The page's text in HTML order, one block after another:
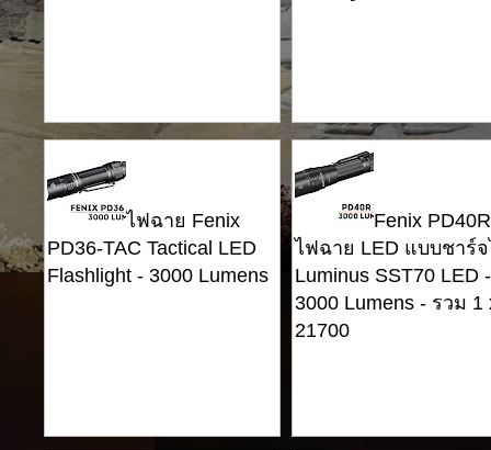
ไฟฉาย Fenix ​​
PD36-TAC Tactical LED
Flashlight - 3000 Lumens
Fenix
ไฟฉาย LED แบบชาร์
Luminus SST70 LED -
3000 Lumens - รวม 1
21700